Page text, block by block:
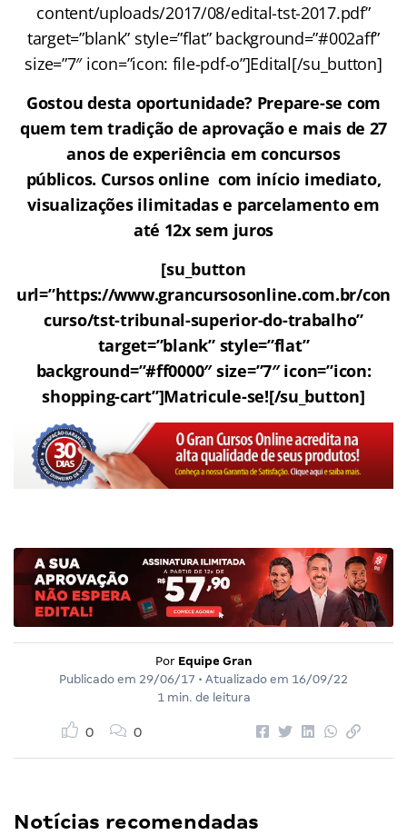
content/uploads/2017/08/edital-tst-2017.pdf”
target=”blank” style=”flat” background=”#002aff”
size=”7″ icon=”icon: file-pdf-o”]Edital[/su_button]
Gostou desta oportunidade? Prepare-se com
quem tem tradição de aprovação e mais de 27
anos de experiência em concursos
públicos. Cursos online com início imediato,
visualizações ilimitadas e parcelamento em
até 12x sem juros
[su_button
url=”https://www.grancursosonline.com.br/con
curso/tst-tribunal-superior-do-trabalho”
target=”blank” style=”flat”
background=”#ff0000″ size=”7″ icon=”icon:
shopping-cart”]Matricule-se![/su_button]
Por Equipe Gran
Publicado em 29/06/17 • Atualizado em 16/09/22
1 min. de leitura
0 0
Notícias recomendadas